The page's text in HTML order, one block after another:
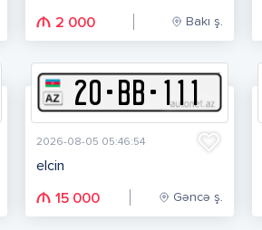
2 000 Bakı ş.
20-BB- 111
2026-08-05 05:46:54
elcin
15 000 Gəncə ş.